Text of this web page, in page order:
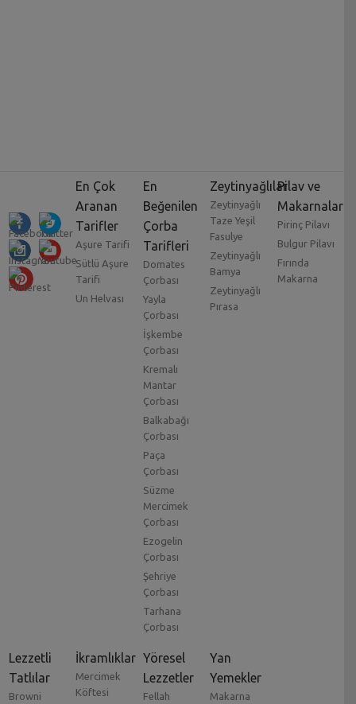
En Çok
Aranan
Tarifler
Aşure Tarifi
Sütlü Aşure
Tarifi
Un Helvası
En
Beğenilen
Çorba
Tarifleri
Domates
Çorbası
Yayla
Çorbası
İşkembe
Çorbası
Kremalı
Mantar
Çorbası
Balkabağı
Çorbası
Paça
Çorbası
Süzme
Mercimek
Çorbası
Ezogelin
Çorbası
Şehriye
Çorbası
Tarhana
Çorbası
Zeytinyağlılar
Zeytinyağlı
Taze Yeşil
Fasulye
Zeytinyağlı
Bamya
Zeytinyağlı
Pırasa
Pilav ve
Makarnalar
Pirinç Pilavı
Bulgur Pilavı
Fırında
Makarna
Lezzetli
Tatlılar
Browni
İkramlıklar
Mercimek
Köftesi
Yöresel
Lezzetler
Fellah
Yan
Yemekler
Makarna